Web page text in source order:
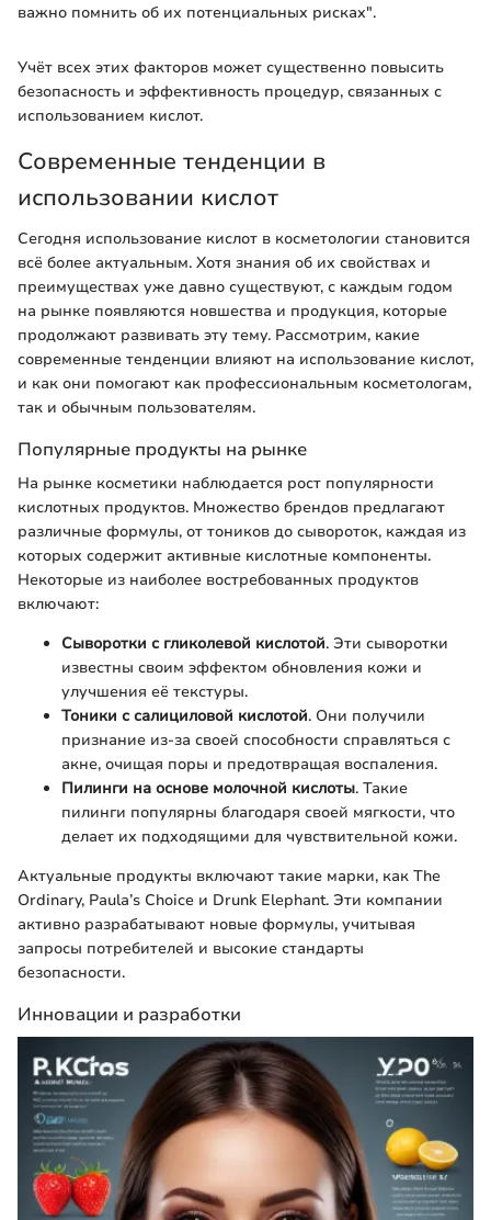
важно помнить об их потенциальных рисках".
Учёт всех этих факторов может существенно повысить
безопасность и эффективность процедур, связанных с
использованием кислот.
Современные тенденции в
использовании кислот
Сегодня использование кислот в косметологии становится
всё более актуальным. Хотя знания об их свойствах и
преимуществах уже давно существуют, с каждым годом
на рынке появляются новшества и продукция, которые
продолжают развивать эту тему. Рассмотрим, какие
современные тенденции влияют на использование кислот,
и как они помогают как профессиональным косметологам,
так и обычным пользователям.
Популярные продукты на рынке
На рынке косметики наблюдается рост популярности
кислотных продуктов. Множество брендов предлагают
различные формулы, от тоников до сывороток, каждая из
которых содержит активные кислотные компоненты.
Некоторые из наиболее востребованных продуктов
включают:
Сыворотки с гликолевой кислотой. Эти сыворотки
известны своим эффектом обновления кожи и
улучшения её текстуры.
Тоники с салициловой кислотой. Они получили
признание из-за своей способности справляться с
акне, очищая поры и предотвращая воспаления.
Пилинги на основе молочной кислоты. Такие
пилинги популярны благодаря своей мягкости, что
делает их подходящими для чувствительной кожи.
Актуальные продукты включают такие марки, как The
Ordinary, Paula’s Choice и Drunk Elephant. Эти компании
активно разрабатывают новые формулы, учитывая
запросы потребителей и высокие стандарты
безопасности.
Инновации и разработки